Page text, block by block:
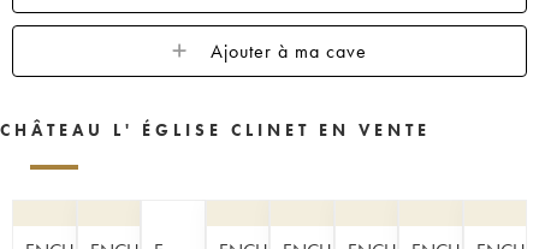
Ajouter à ma cave
CHÂTEAU L' ÉGLISE CLINET EN VENTE